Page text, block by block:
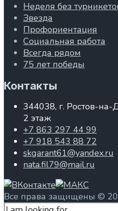
Неделя без
Звезда
Профориентация
Социальная работа
Всегда рядом
75 лет победы
Контакты
344038, г. Ростов-на-
2 этаж
+7 863 297 44 99
+7 918 543 88 72
skgarant61@yandex.ru
nata.fil79@mail.ru
Все права защищены ©
Search